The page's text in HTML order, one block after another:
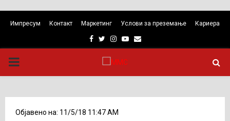
Импресум Контакт Маркетинг Услови за преземање Кариера
Facebook
TwitterInstagram
Youtube
Email
PRIMARY
Објавено на: 11/5/18 11:47 AM